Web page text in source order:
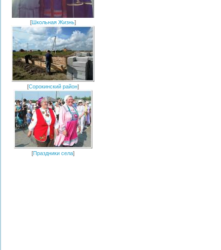
[Школьная Жизнь]
[Сорокинский район]
[Праздники села]